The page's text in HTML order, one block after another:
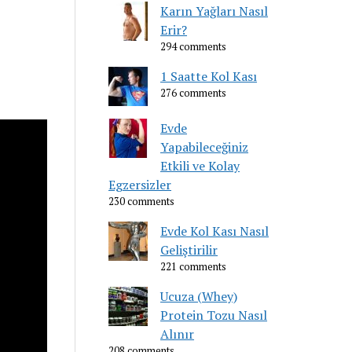
Karın Yağları Nasıl
Erir?
294 comments
1 Saatte Kol Kası
276 comments
Evde
Yapabileceğiniz
Etkili ve Kolay
Egzersizler
230 comments
Evde Kol Kası Nasıl
Geliştirilir
221 comments
Ucuza (Whey)
Protein Tozu Nasıl
Alınır